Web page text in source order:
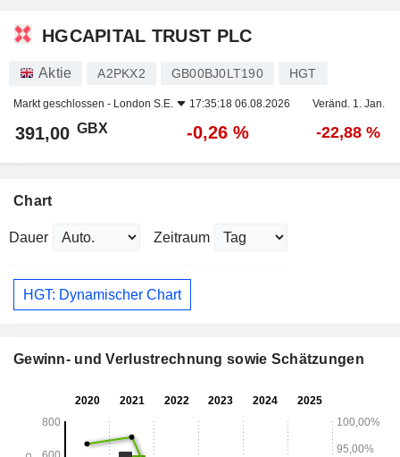
HGCAPITAL TRUST PLC
Aktie A2PKX2 GB00BJ0LT190 HGT
Markt geschlossen - London S.E. 17:35:18 06.08.2026 Veränd. 1. Jan.
391,00 GBX -0,26 % -22,88 %
Chart
Dauer Zeitraum
HGT: Dynamischer Chart
Gewinn- und Verlustrechnung sowie Schätzungen